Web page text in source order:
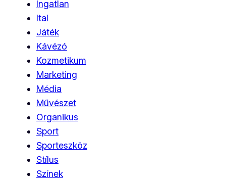
Ingatlan
Ital
Játék
Kávézó
Kozmetikum
Marketing
Média
Művészet
Organikus
Sport
Sporteszköz
Stílus
Színek